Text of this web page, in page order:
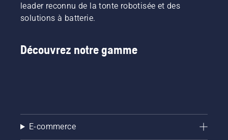
batterie
lors de la
fine. Il
vous
coupe-
bordures
appelées
« Tools
nombreux
pays.
leader reconnu de la tonte robotisée et des
solutions à batterie.
Découvrez notre gamme
E-commerce